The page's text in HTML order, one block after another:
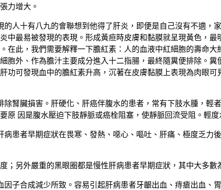
力增大。
人十有八九的會聯想到他得了肝炎，即便是自己沒有不適，
中最易被發現的表現。形成黃疸時皮膚和黏膜就呈現黃色，
在此，我們需要解釋一下膽紅素：人的血液中紅細胞的壽命
胞外、作為膽汁主要成分進入十二指腸，最終隨糞便排除。
功可發現血中的膽紅素升高，沉著在皮膚黏膜上表現為肉眼
腎臟損害。肝硬化、肝癌伴腹水的患者，常有下肢水腫，輕
原 因是腹水壓迫下肢靜脈或癌栓阻塞，使靜脈回流受阻。輕
患者早期症狀在畏寒、發熱、噁心、嘔吐、肝痛、極度乏力
；另外嚴重的黑眼圈都是慢性肝病患者早期症狀，其中大多數
子合成減少所致。容易引起肝病患者牙齦出血、痔瘡出血、